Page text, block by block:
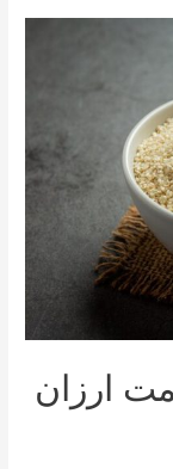
ارزان